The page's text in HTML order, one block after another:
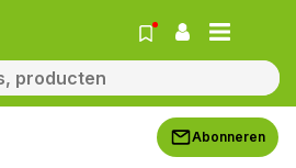
Abonneren